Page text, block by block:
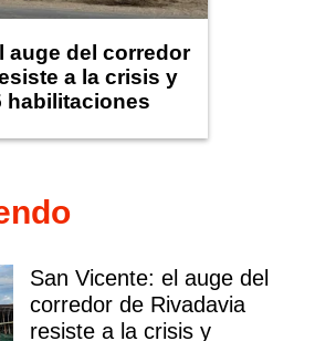
auge del corredor
a la crisis y
habilitaciones
San Vicente: el auge del
corredor de Rivadavia
resiste a la crisis y